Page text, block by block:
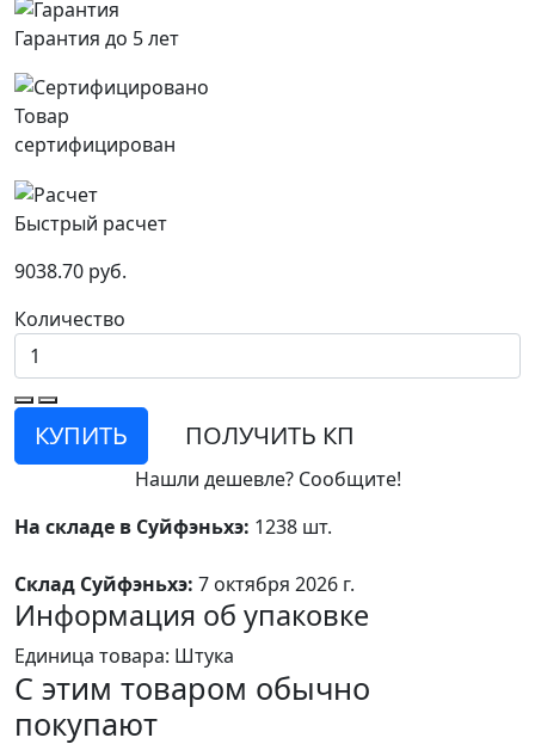
Гарантия до 5 лет
Товар
сертифицирован
Быстрый расчет
9038.70 руб.
Количество
КУПИТЬ ПОЛУЧИТЬ КП
Нашли дешевле? Сообщите!
На складе в Суйфэньхэ: 1238 шт.
Склад Суйфэньхэ: 7 октября 2026 г.
Информация об упаковке
Единица товара: Штука
С этим товаром обычно
покупают